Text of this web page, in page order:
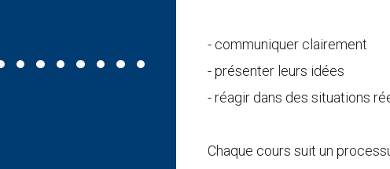
- communiquer clairement
- présenter leurs idées
- réagir dans des situations
Chaque cours suit un